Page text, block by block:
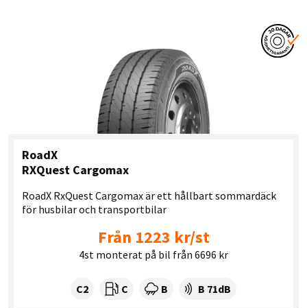
RoadX
RXQuest Cargomax
RoadX RxQuest Cargomax är ett hållbart sommardäck
för husbilar och transportbilar
Från 1223 kr/st
4st monterat på bil från 6696 kr
Tyre class:
C2 Rullmotstånd:
C Våtgrepp:
B Ljudnivå dB:
B 71dB